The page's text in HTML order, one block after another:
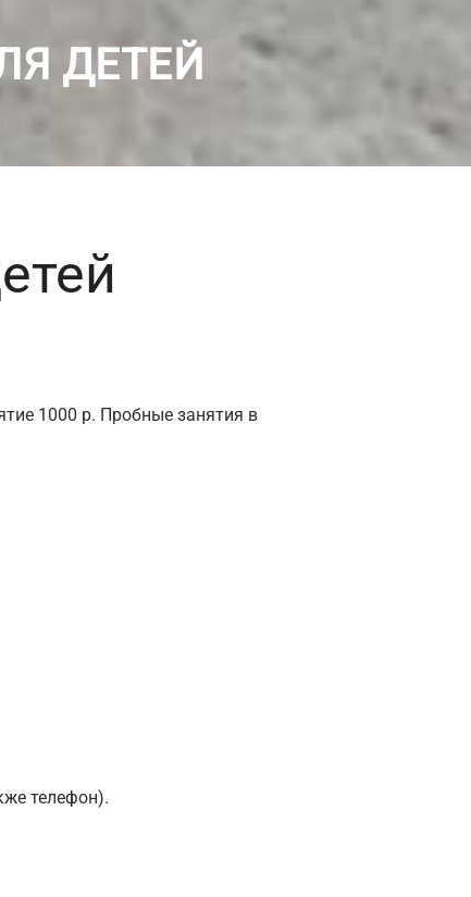
ДЕТЕЙ
1000 р. Пробные занятия в
телефон).